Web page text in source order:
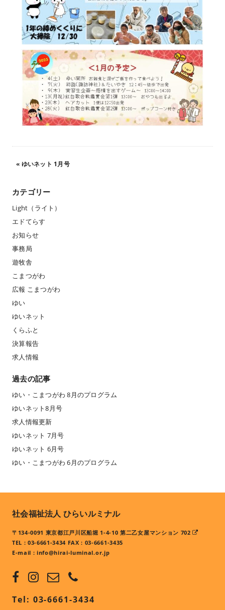
« ゆいネット 1月号
カテゴリー
Light（ライト）
エドてらす
お知らせ
事務局
遊牧舎
こまつがわ
広報 こまつがわ
ゆい
ゆいネット
くらふと
決算報告
求人情報
過去の記事
ゆい・こまつがわ 8月のプログラム
ゆいネット8月号
求人情報更新
ゆいネット 7月号
ゆいネット 6月号
ゆい・こまつがわ 6月のプログラム
社会福祉法人 ひらいルミナル
〒134-0091 東京都江戸川区船堀 1-4-10 第二乙女屋マンション 702
TEL : 03-6661-3434 FAX : 03-6661-3435
E-mail :info@hirai-luminal.or.jp
Tel: 03-6661-3434